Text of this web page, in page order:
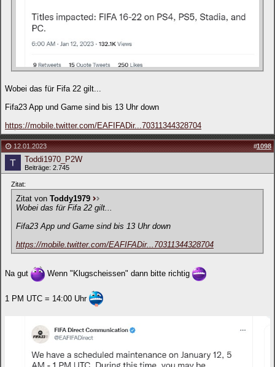
Wobei das für Fifa 22 gilt...
Fifa23 App und Game sind bis 13 Uhr down
https://mobile.twitter.com/EAFIFADir...70311344328704
12.01.2023 #1098
Toddi1970_P2W
Beiträge: 2.745
Zitat:
Zitat von Toddy1979
Wobei das für Fifa 22 gilt...
Fifa23 App und Game sind bis 13 Uhr down
https://mobile.twitter.com/EAFIFADir...70311344328704
Na gut Wenn "Klugscheissen" dann bitte richtig
1 PM UTC = 14:00 Uhr